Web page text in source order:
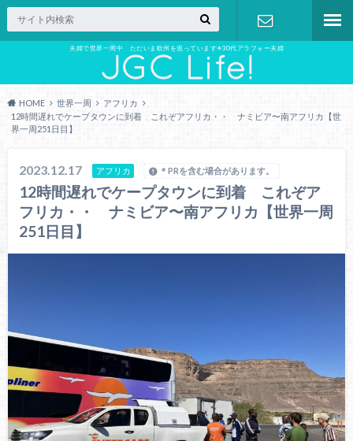
夫婦で世界一周中 ただいま欧州を巡っています✈︎30代アラフォー夫婦
お問い合わ
HOME 世界一周
アフリカ
12時間遅れでケープタウンに到着 これぞアフリカ・・ ナミビア〜南アフリカ【世
界一周251日目】
2023.12.17 アフリカ ＊PRを含む場合があります。
12時間遅れでケープタウンに到着 これぞア
フリカ・・ ナミビア〜南アフリカ【世界一周
251日目】